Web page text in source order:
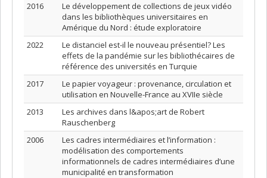
2016
Le développement de collections de jeux vidéo
dans les bibliothèques universitaires en
Amérique du Nord : étude exploratoire
2022
Le distanciel est-il le nouveau présentiel? Les
effets de la pandémie sur les bibliothécaires de
référence des universités en Turquie
2017
Le papier voyageur : provenance, circulation et
utilisation en Nouvelle-France au XVIIe siècle
2013
Les archives dans l&apos;art de Robert
Rauschenberg
2006
Les cadres intermédiaires et l’information :
modélisation des comportements
informationnels de cadres intermédiaires d’une
municipalité en transformation